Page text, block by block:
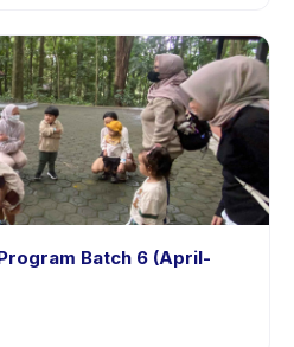
Batch 6 (April-